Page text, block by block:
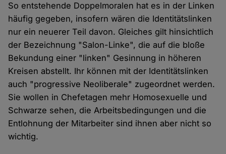
So entstehende Doppelmoralen hat es in der Linken
häufig gegeben, insofern wären die Identitätslinken
nur ein neuerer Teil davon. Gleiches gilt hinsichtlich
der Bezeichnung "Salon-Linke", die auf die bloße
Bekundung einer "linken" Gesinnung in höheren
Kreisen abstellt. Ihr können mit der Identitätslinken
auch "progressive Neoliberale" zugeordnet werden.
Sie wollen in Chefetagen mehr Homosexuelle und
Schwarze sehen, die Arbeitsbedingungen und die
Entlohnung der Mitarbeiter sind ihnen aber nicht so
wichtig.